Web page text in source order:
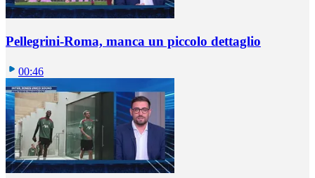
Pellegrini-Roma, manca un piccolo dettaglio
00:46